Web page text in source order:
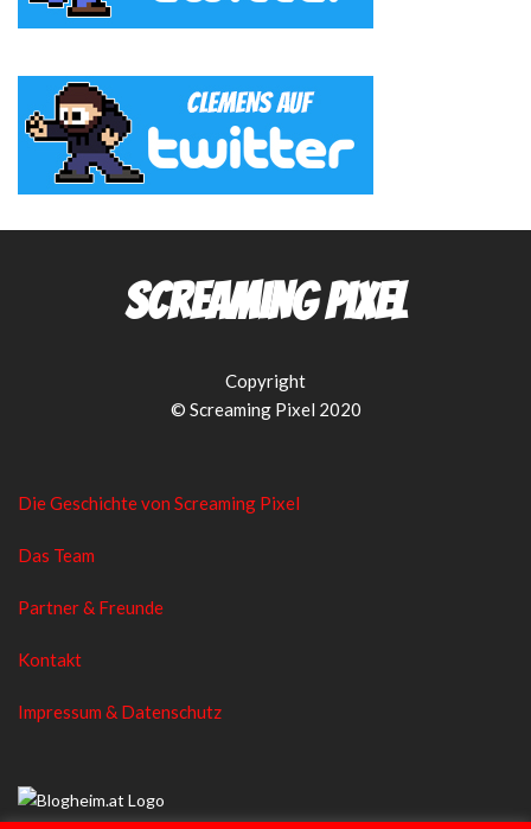
Screaming Pixel
Copyright
© Screaming Pixel 2020
Die Geschichte von Screaming Pixel
Das Team
Partner & Freunde
Kontakt
Impressum & Datenschutz